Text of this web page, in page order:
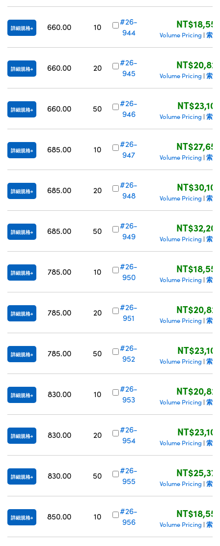
詳細規格 660.00 10
#26-
944
Volume Pricing | 索
詳細規格 660.00 20
#26-
945
Volume Pricing | 索
詳細規格 660.00 50
#26-
946
Volume Pricing | 索
詳細規格 685.00 10
#26-
947
Volume Pricing | 索
詳細規格 685.00 20
#26-
948
Volume Pricing | 索
詳細規格 685.00 50
#26-
949
Volume Pricing | 索
詳細規格 785.00 10
#26-
950
Volume Pricing | 索
詳細規格 785.00 20
#26-
951
Volume Pricing | 索
詳細規格 785.00 50
#26-
952
Volume Pricing | 索
詳細規格 830.00 10
#26-
953
Volume Pricing | 索
詳細規格 830.00 20
#26-
954
Volume Pricing | 索
詳細規格 830.00 50
#26-
955
Volume Pricing | 索
詳細規格 850.00 10
#26-
956
Volume Pricing | 索